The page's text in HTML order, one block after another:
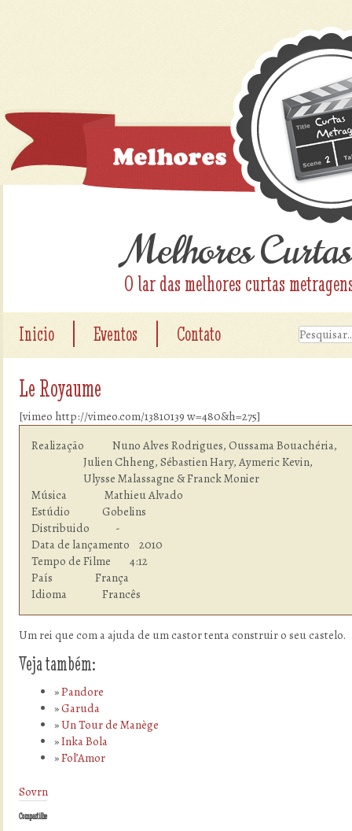
Melhores Curtas
O lar das melhores curtas
Inicio Eventos Contato
Le Royaume
[vimeo http://vimeo.com/13810139 w=480&h=275]
Realização            Nuno Alves Rodrigues, Oussama Bouachéria,
                      Julien Chheng, Sébastien Hary, Aymeric Kevin,
                      Ulysse Malassagne & Franck Monier
Música                Mathieu Alvado
Estúdio  	      Gobelins
Distribuido           -
Data de lançamento    2010
Tempo de Filme        4:12
País                  França
Idioma  	      Francês
Um rei que com a ajuda de um castor tenta construir o seu castelo.
Veja também:
Pandore
Garuda
Un Tour de Manège
Inka Bola
Fol’Amor
Sovrn
Compartilhe